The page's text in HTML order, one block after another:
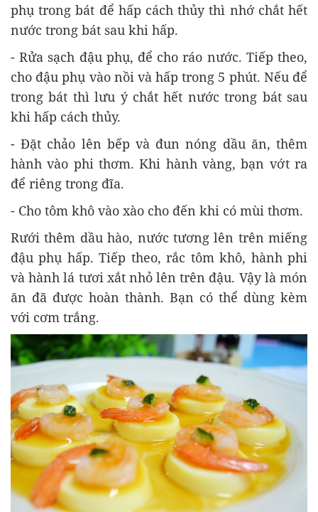
phụ trong bát để hấp cách thủy thì nhớ chắt hết
nước trong bát sau khi hấp.
- Rửa sạch đậu phụ, để cho ráo nước. Tiếp theo,
cho đậu phụ vào nồi và hấp trong 5 phút. Nếu để
trong bát thì lưu ý chắt hết nước trong bát sau
khi hấp cách thủy.
- Đặt chảo lên bếp và đun nóng dầu ăn, thêm
hành vào phi thơm. Khi hành vàng, bạn vớt ra
để riêng trong đĩa.
- Cho tôm khô vào xào cho đến khi có mùi thơm.
Rưới thêm dầu hào, nước tương lên trên miếng
đậu phụ hấp. Tiếp theo, rắc tôm khô, hành phi
và hành lá tươi xắt nhỏ lên trên đậu. Vậy là món
ăn đã được hoàn thành. Bạn có thể dùng kèm
với cơm trắng.